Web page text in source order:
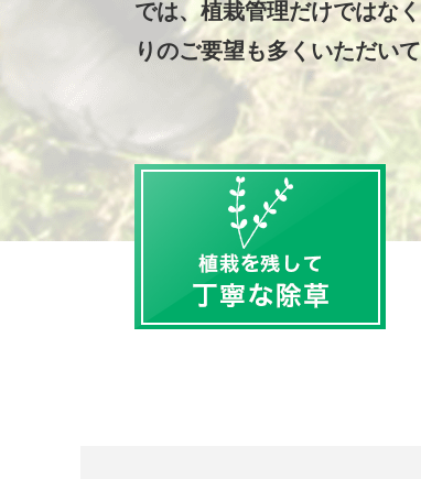
では、植栽管理だけではな
りのご要望も多くいただい